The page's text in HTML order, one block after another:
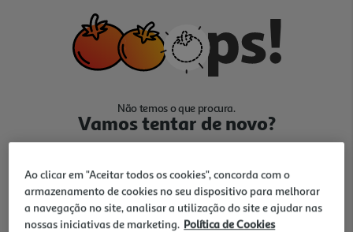
Não temos o que procura.
Vamos tentar de novo?
Ao clicar em "Aceitar todos os cookies", concorda com o
armazenamento de cookies no seu dispositivo para melhorar
a navegação no site, analisar a utilização do site e ajudar nas
nossas iniciativas de marketing. Política de Cookies